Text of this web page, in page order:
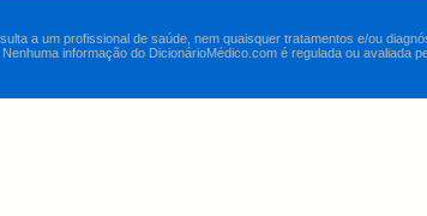
a um profissional de saúde, nem quaisquer tratamentos e/ou
informação do DicionárioMédico.com é regulada ou avaliada